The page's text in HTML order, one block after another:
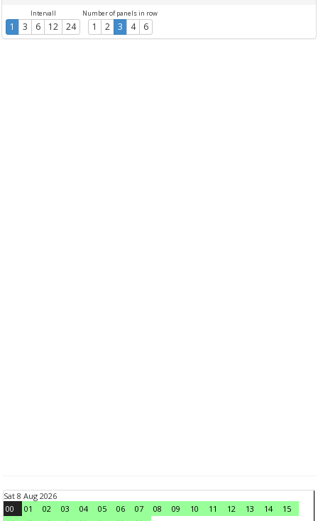
Intervall
1 3 6 12 24
Number of panels in row
1 2 3 4 6
Sat 8 Aug 2026
00
01 02 03 04 05 06 07 08 09 10 11 12 13 14
15